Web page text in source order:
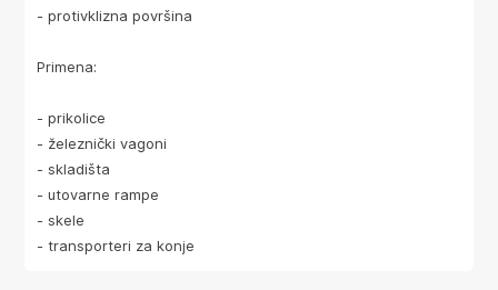
- protivklizna površina
Primena:
- prikolice
- železnički vagoni
- skladišta
- utovarne rampe
- skele
- transporteri za konje